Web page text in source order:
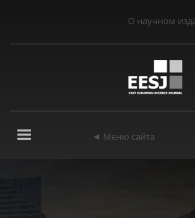
О научном
◄ Меню сайта